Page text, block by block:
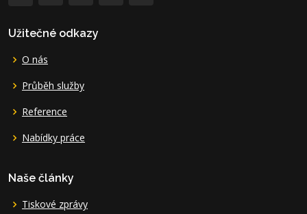
Užitečné odkazy
O nás
Průběh služby
Reference
Nabídky práce
Naše články
Tiskové zprávy